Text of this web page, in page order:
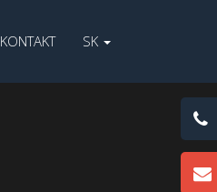
KONTAKT SK